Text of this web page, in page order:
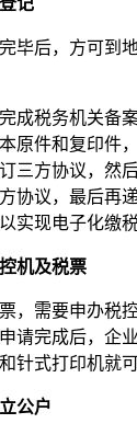
后，方可到地
税务机关备案
原件和复印件
三方协议，然
协议，最后再
实现电子化缴税
机及税票
需要申办税控
请完成后，企
针式打印机就
公户